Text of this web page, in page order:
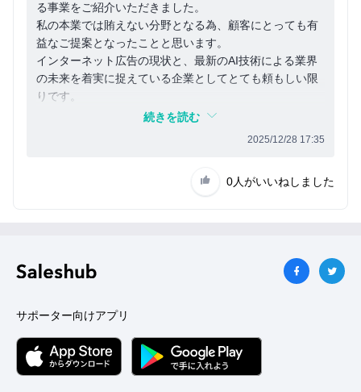
る事業をご紹介いただきました。
私の本業では賄えない分野となる為、顧客にとっても有
益なご提案となったことと思います。
インターネット広告の現状と、最新のAI技術による業界
の未来を着実に捉えている企業としてとても頼もしい限
りです。
またご担当者の方も小まめに連絡を絶やさず、ご丁寧に
続きを読む
2025/12/28 17:35
0人がいいねしました
サポーター向けアプリ